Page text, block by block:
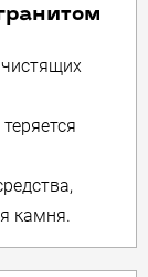
камня.